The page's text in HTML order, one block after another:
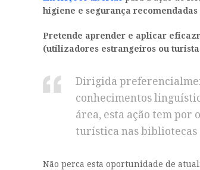
higiene e segurança recomendadas
Pretende aprender e aplicar
(utilizadores estrangeiros ou
Dirigida
conhecimentos
área, esta ação tem por
turística nas bibliotecas
Não perca esta oportunidade de